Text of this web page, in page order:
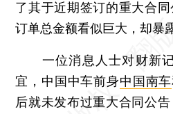
了其于近期签订的重大合同
订单总金额看似巨大，却暴
一位消息人士对财新记
宜，中国中车前身中国南车
后就未发布过重大合同公